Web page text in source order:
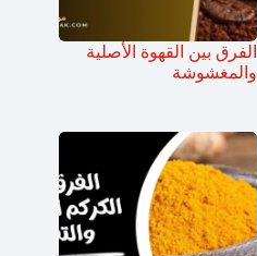
الفرق بين القهوة الأصلية
والمغشوشة